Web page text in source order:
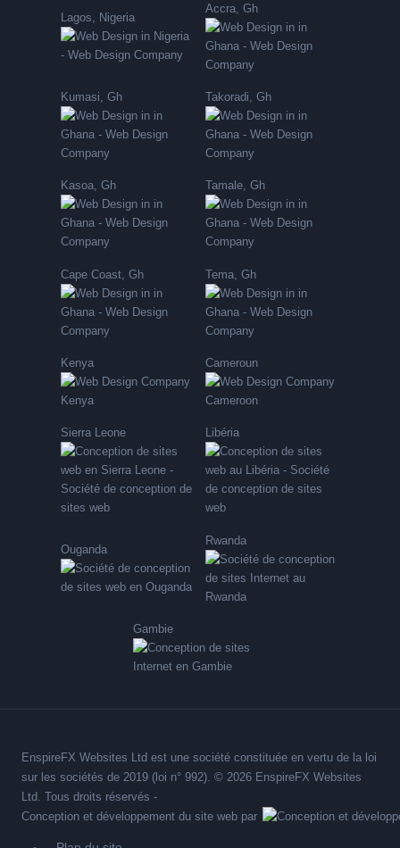
Lagos, Nigeria
Accra, Gh
Kumasi, Gh Takoradi, Gh
Kasoa, Gh Tamale, Gh
Cape Coast, Gh Tema, Gh
Kenya Cameroun
Sierra Leone Libéria
Ouganda
Rwanda
Gambie
EnspireFX Websites Ltd est une société constituée en vertu de la loi
sur les sociétés de 2019 (loi n° 992). © 2026 EnspireFX Websites
Ltd. Tous droits réservés -
Conception et développement du site web par